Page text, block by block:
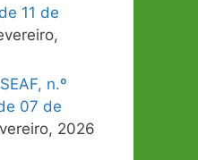
11 de
n.º
07 de
2026